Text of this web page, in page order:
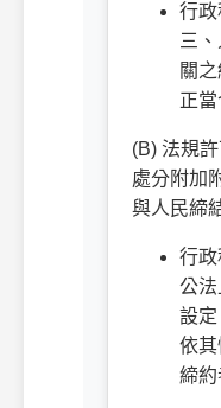
行政
三
關
正當
(B) 法規
處分附加
與人民締
行
公
設定
依
締約